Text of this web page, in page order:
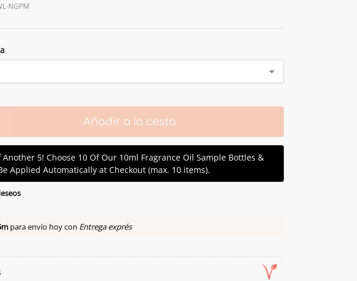
NGPM
Añadir a la cesta
Another 5! Choose 10 Of Our 10ml Fragrance Oil Sample Bottles &
Applied Automatically at Checkout (max. 10 items).
para envío hoy con Entrega exprés